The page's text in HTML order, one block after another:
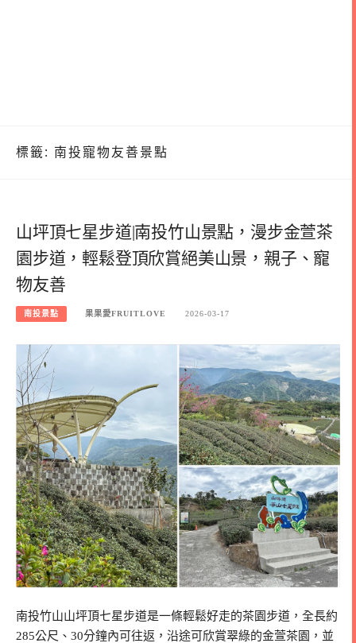
標籤: 南投寵物友善景點
山坪頂七星步道|南投竹山景點，漫步金萱茶
園步道，輕鬆登頂欣賞絕美山景，親子、寵
物友善
南投景點 果果愛FRUITLOVE 2026-03-17
南投竹山山坪頂七星步道是一條輕鬆好走的茶園步道，全長約
285公尺、30分鐘內可往返，沿途可欣賞翠綠的金萱茶園，並